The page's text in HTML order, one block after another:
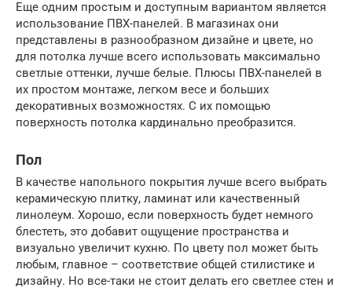
Еще одним простым и доступным вариантом является
использование ПВХ-панелей. В магазинах они
представлены в разнообразном дизайне и цвете, но
для потолка лучше всего использовать максимально
светлые оттенки, лучше белые. Плюсы ПВХ-панелей в
их простом монтаже, легком весе и больших
декоративных возможностях. С их помощью
поверхность потолка кардинально преобразится.
Пол
В качестве напольного покрытия лучше всего выбрать
керамическую плитку, ламинат или качественный
линолеум. Хорошо, если поверхность будет немного
блестеть, это добавит ощущение пространства и
визуально увеличит кухню. По цвету пол может быть
любым, главное – соответствие общей стилистике и
дизайну. Но все-таки не стоит делать его светлее стен и